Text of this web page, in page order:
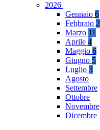
2026
Gennaio 6
Febbraio 2
Marzo 11
Aprile 4
Maggio 6
Giugno 5
Luglio 3
Agosto
Settembre
Ottobre
Novembre
Dicembre